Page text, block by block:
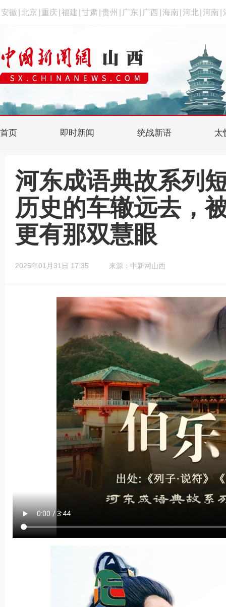
安徽 北京 重庆 福建 甘肃 贵州 广东 广西 海南 河北 河南
首页 即时新闻 统战新语 太
河东成语典故系列
历史的车辙远去，
更有那双慧眼
2025年01月31日 17:35 来源：中新网山西